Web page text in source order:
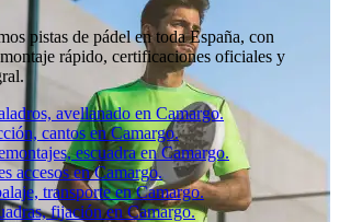
pistas de pádel en toda España, con
rápido, certificaciones oficiales y
avellanado en Camargo.
cantos en Camargo.
escuadra en Camargo.
accesos en Camargo.
transporte en Camargo.
fijación en Camargo.